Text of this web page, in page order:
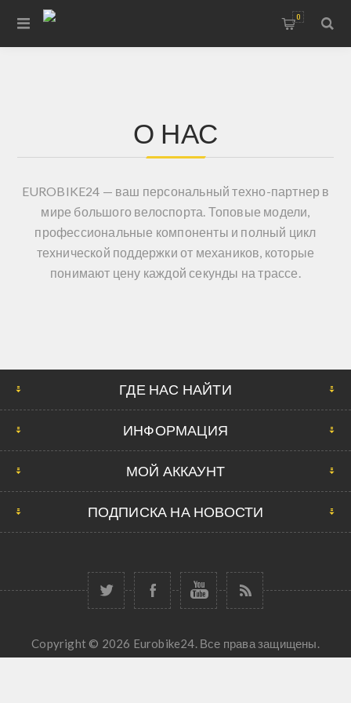
0
О НАС
EUROBIKE24 — ваш персональный техно-партнер в
мире большого велоспорта. Топовые модели,
профессиональные компоненты и полный цикл
технической поддержки от механиков, которые
понимают цену каждой секунды на трассе.
ГДЕ НАС НАЙТИ
ИНФОРМАЦИЯ
МОЙ АККАУНТ
ПОДПИСКА НА НОВОСТИ
Copyright © 2026 Eurobike24. Все права защищены.